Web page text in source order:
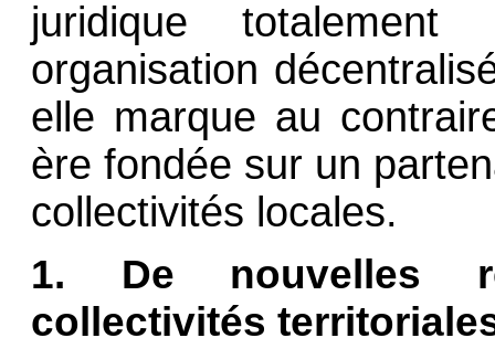
juridique
organisation
elle marque au
ère fondée sur un
collectivités locales.
1. De nouvelles
collectivités